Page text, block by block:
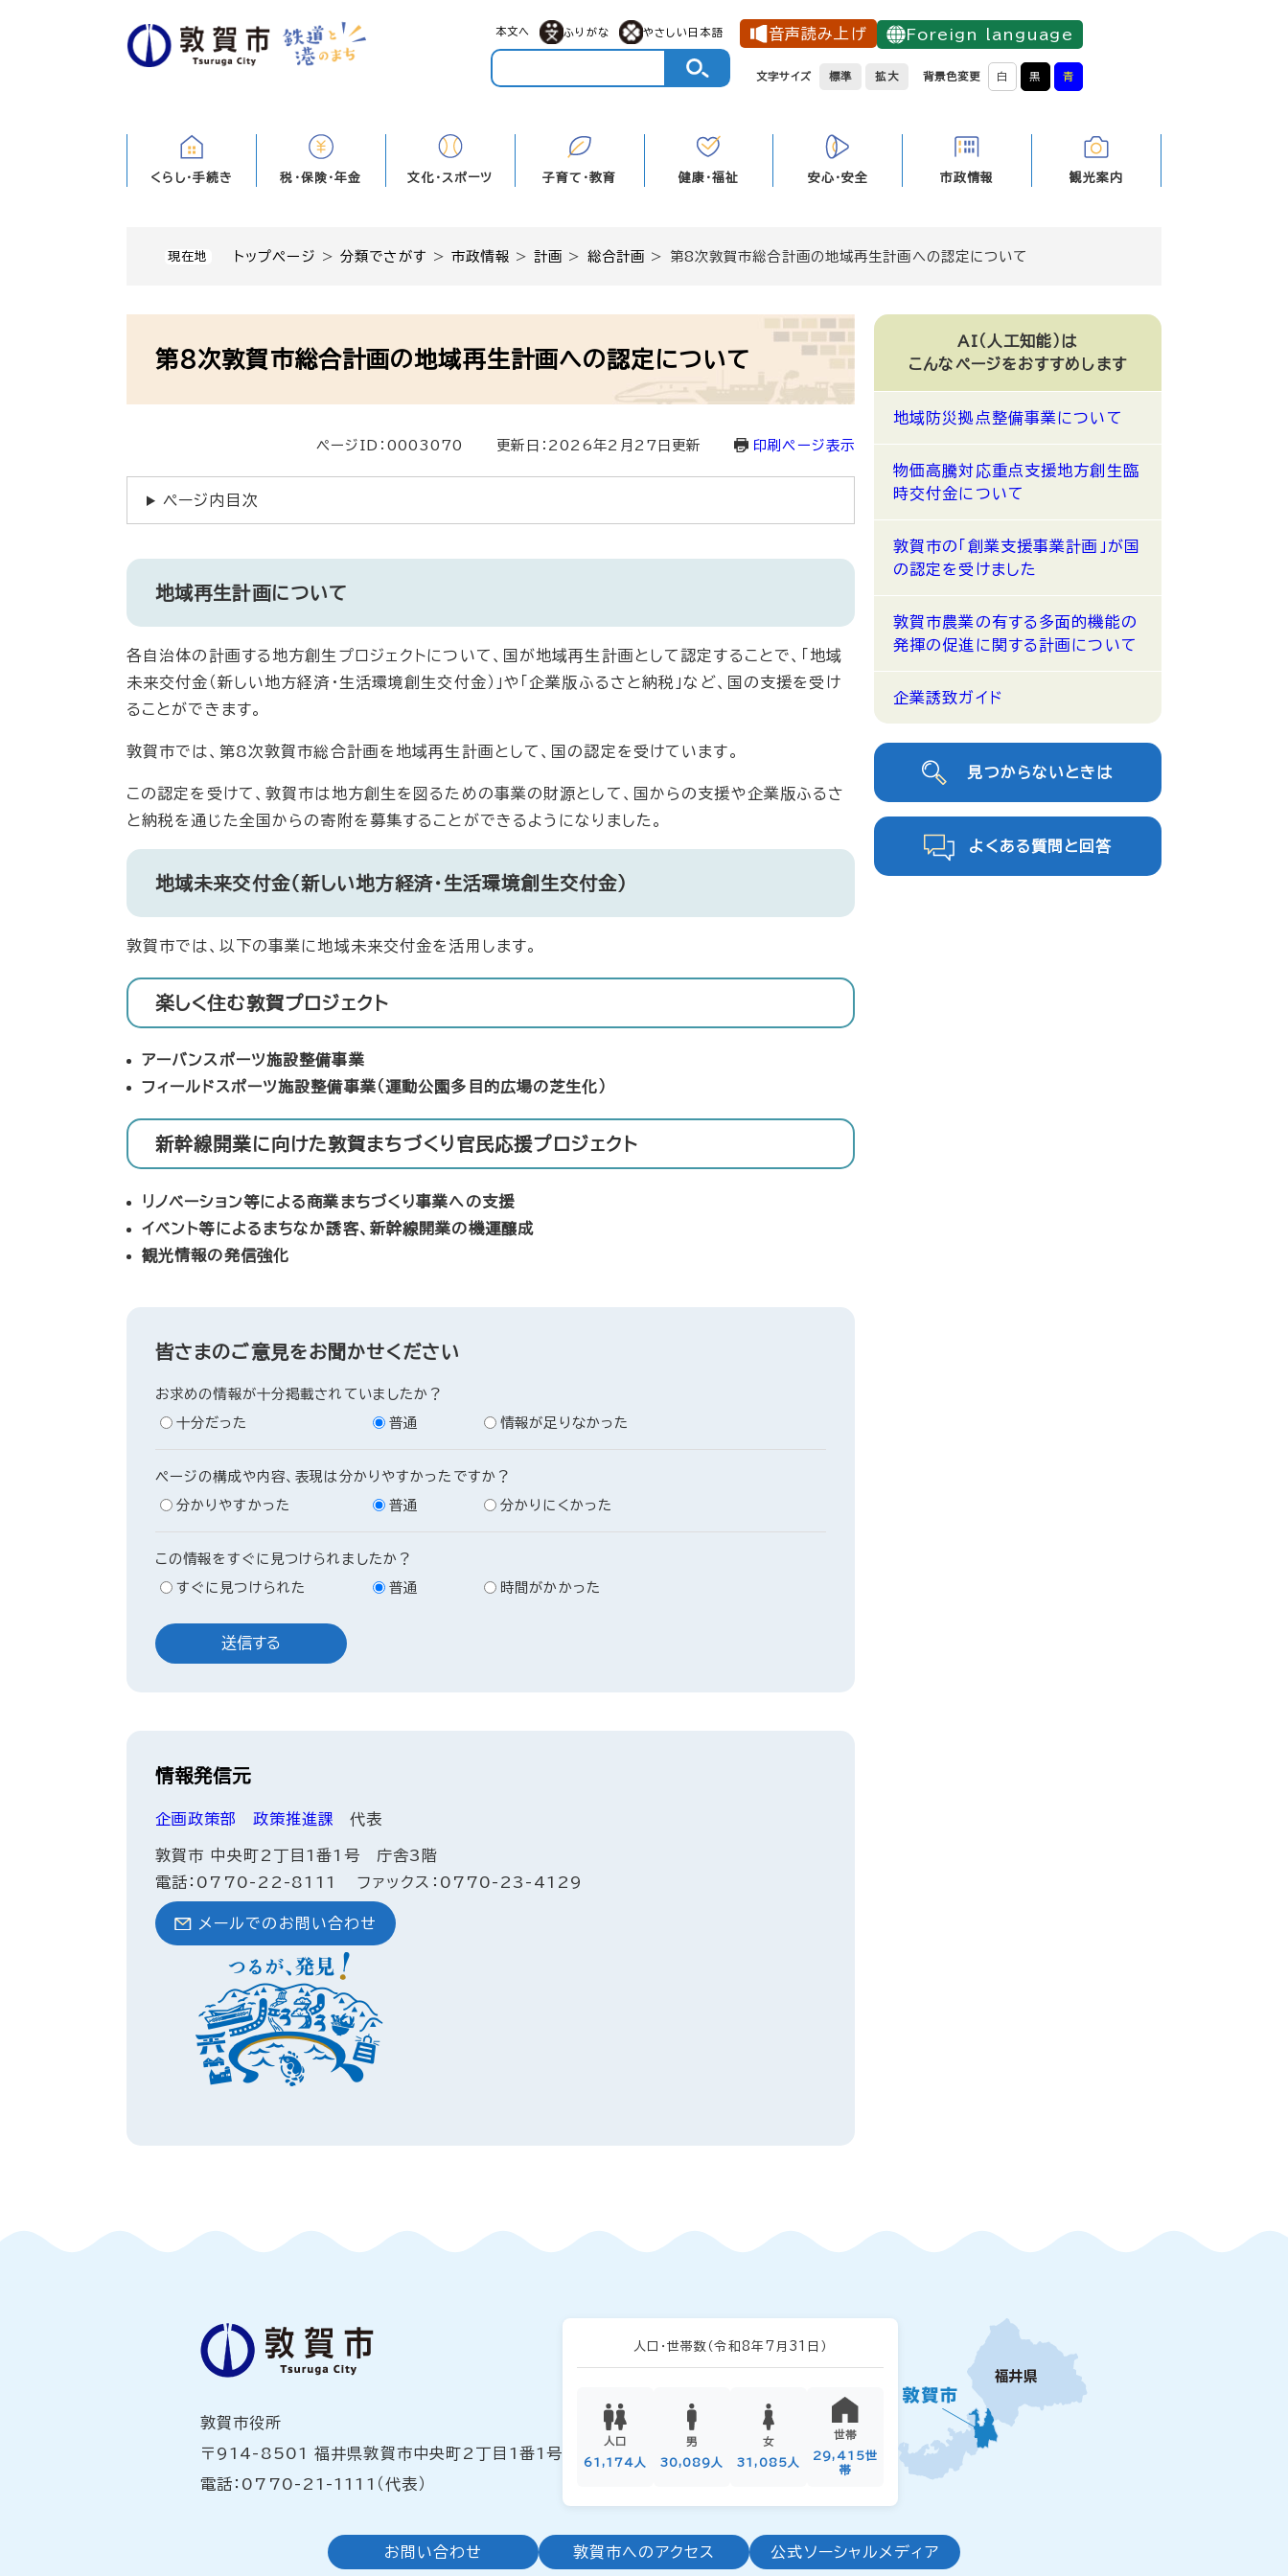
本文へ ふりがな やさしい日本語 音声読み上げ Foreign language
文字サイズ 標準 拡大 背景色変更 白 黒 青
くらし・手続き 税・保険・年金 文化・スポーツ 子育て・教育 健康・福祉 安心・安全 市政情報 観光案内
現在地 トップページ >分類でさがす >市政情報 >計画 > 総合計画 > 第8次敦賀市総合計画の地域再生計画への認定について
第8次敦賀市総合計画の地域再生計画への認定について
ページID：0003070 更新日：2026年2月27日更新 印刷ページ表示
ページ内目次
地域再生計画について
各自治体の計画する地方創生プロジェクトについて、国が地域再生計画として認定することで、「地域
未来交付金（新しい地方経済・生活環境創生交付金）」や「企業版ふるさと納税」など、国の支援を受け
ることができます。
敦賀市では、第8次敦賀市総合計画を地域再生計画として、国の認定を受けています。
この認定を受けて、敦賀市は地方創生を図るための事業の財源として、国からの支援や企業版ふるさ
と納税を通じた全国からの寄附を募集することができるようになりました。
地域未来交付金（新しい地方経済・生活環境創生交付金）
敦賀市では、以下の事業に地域未来交付金を活用します。
楽しく住む敦賀プロジェクト
アーバンスポーツ施設整備事業
フィールドスポーツ施設整備事業（運動公園多目的広場の芝生化）
新幹線開業に向けた敦賀まちづくり官民応援プロジェクト
リノベーション等による商業まちづくり事業への支援
イベント等によるまちなか誘客、新幹線開業の機運醸成
観光情報の発信強化
皆さまのご意見をお聞かせください
お求めの情報が十分掲載されていましたか？
十分だった
普通 情報が足りなかった
ページの構成や内容、表現は分かりやすかったですか？
分かりやすかった
普通 分かりにくかった
この情報をすぐに見つけられましたか？
すぐに見つけられた
普通 時間がかかった
情報発信元
企画政策部 政策推進課 代表
敦賀市 中央町2丁目1番1号 庁舎3階
電話：0770-22-8111
ファックス：0770-23-4129
メールでのお問い合わせ
AI（人工知能）は
こんなページをおすすめします
地域防災拠点整備事業について
物価高騰対応重点支援地方創生臨
時交付金について
敦賀市の「創業支援事業計画」が国
の認定を受けました
敦賀市農業の有する多面的機能の
発揮の促進に関する計画について
企業誘致ガイド
見つからないときは
よくある質問と回答
敦賀市役所
〒914-8501 福井県敦賀市中央町2丁目1番1号
電話：0770-21-1111（代表）
人口・世帯数 （令和8年7月31日）
人口
61,174人
男
30,089人
女
31,085人
世帯
29,415世
帯
お問い合わせ 敦賀市へのアクセス 公式ソーシャルメディア